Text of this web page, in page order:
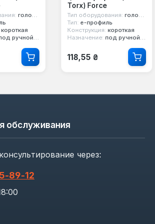
головка стандартная
короткая
ручной инструмент
Torx) Force
Тип оборудования: головка стандартная
Тип: е-профиль
Конструкция: короткая
Назначение: под ручной инструмент
Обычная цена:
118,55 ₴
обслуживания
через: